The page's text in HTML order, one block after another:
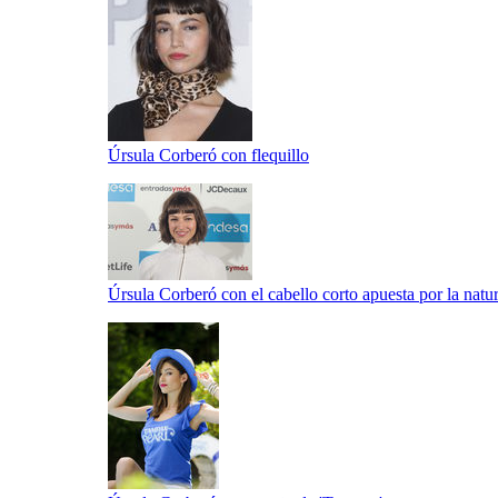
Úrsula Corberó con flequillo
Úrsula Corberó con el cabello corto apuesta por la